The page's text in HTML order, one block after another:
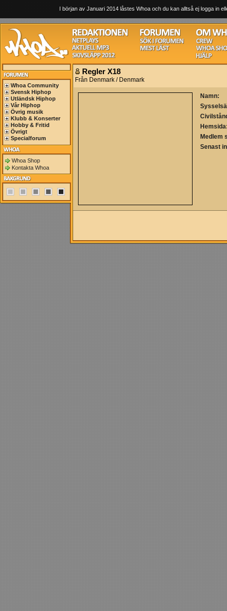
I början av Januari 2014 låstes Whoa och du kan alltså ej logga in
Whoa Community
Svensk Hiphop
Utländsk Hiphop
Vår Hiphop
Övrig musik
Klubb & Konserter
Hobby & Fritid
Övrigt
Specialforum
Whoa Shop
Kontakta Whoa
Regler X18
Från Denmark / Denmark
Namn:
Medlem
Senast